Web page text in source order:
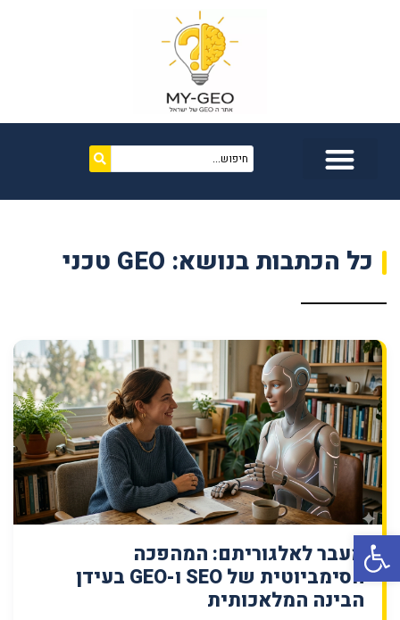
פתח סרגל נגישות
כל הכתבות בנושא: GEO טכני
מעבר לאלגוריתם: המהפכה
הסימביוטית של SEO ו-GEO בעידן
הבינה המלאכותית